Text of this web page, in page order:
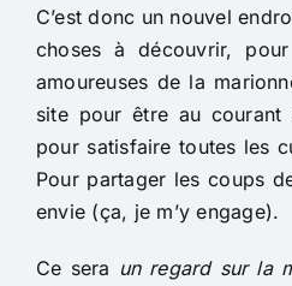
C’est donc un nouvel
choses à découvrir,
amoureuses de la
site pour être au
pour satisfaire toutes les
Pour partager les coups
envie (ça, je m’y engage).
Ce sera un regard sur la